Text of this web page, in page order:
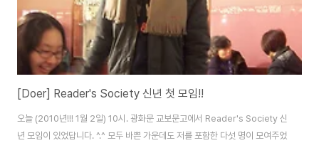
[Doer] Reader's Society 신년 첫 모임!!
오늘 (2010년!!! 1월 2일) 10시. 광화문 교보문고에서 Reader's Society 신
년 모임이 있었답니다. ^.^ 모두 바쁜 가운데도 저를 포함한 다섯 명이 모여주었